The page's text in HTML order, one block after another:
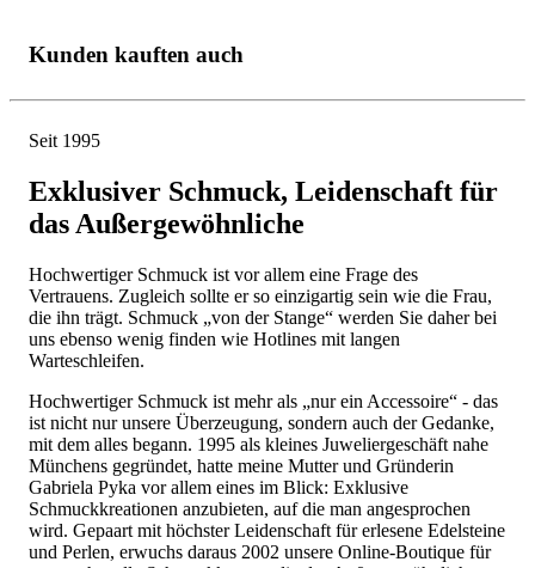
Kunden kauften auch
Seit 1995
Exklusiver Schmuck, Leidenschaft für
das Außergewöhnliche
Hochwertiger Schmuck ist vor allem eine Frage des
Vertrauens. Zugleich sollte er so einzigartig sein wie die Frau,
die ihn trägt. Schmuck „von der Stange“ werden Sie daher bei
uns ebenso wenig finden wie Hotlines mit langen
Warteschleifen.
Hochwertiger Schmuck ist mehr als „nur ein Accessoire“ - das
ist nicht nur unsere Überzeugung, sondern auch der Gedanke,
mit dem alles begann. 1995 als kleines Juweliergeschäft nahe
Münchens gegründet, hatte meine Mutter und Gründerin
Gabriela Pyka vor allem eines im Blick: Exklusive
Schmuckkreationen anzubieten, auf die man angesprochen
wird. Gepaart mit höchster Leidenschaft für erlesene Edelsteine
und Perlen, erwuchs daraus 2002 unsere Online-Boutique für